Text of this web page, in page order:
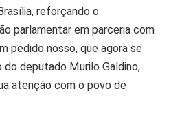
reforçando o
parlamentar em parceria com
pedido nosso, que agora se
deputado Murilo Galdino,
atenção com o povo de